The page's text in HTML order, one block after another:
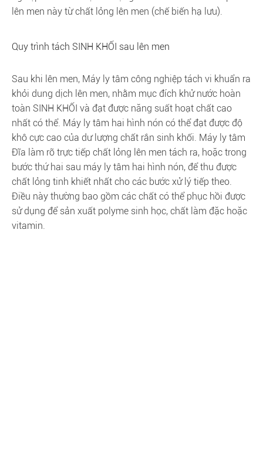
lên men này từ chất lỏng lên men (chế biến hạ lưu).
Quy trình tách SINH KHỐI sau lên men
Sau khi lên men, Máy ly tâm công nghiệp tách vi khuẩn ra
khỏi dung dịch lên men, nhằm mục đích khử nước hoàn
toàn SINH KHỐI và đạt được năng suất hoạt chất cao
nhất có thể. Máy ly tâm hai hình nón có thể đạt được độ
khô cực cao của dư lượng chất rắn sinh khối. Máy ly tâm
Đĩa làm rõ trực tiếp chất lỏng lên men tách ra, hoặc trong
bước thứ hai sau máy ly tâm hai hình nón, để thu được
chất lỏng tinh khiết nhất cho các bước xử lý tiếp theo.
Điều này thường bao gồm các chất có thể phục hồi được
sử dụng để sản xuất polyme sinh học, chất làm đặc hoặc
vitamin.